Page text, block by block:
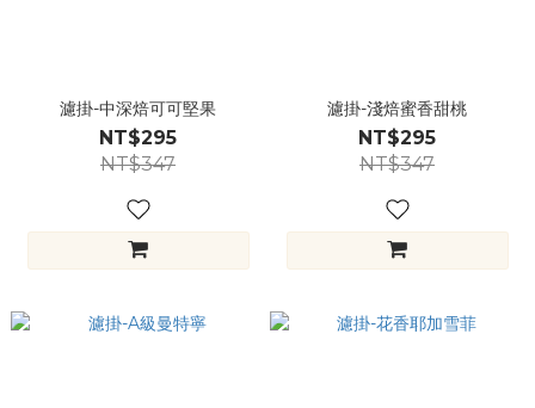
濾掛-中深焙可可堅果
NT$295
NT$347
濾掛-淺焙蜜香甜桃
NT$295
NT$347